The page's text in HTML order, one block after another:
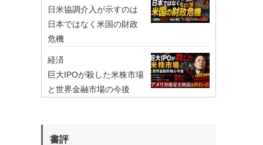
日米協調介入が示すのは
日本ではなく米国の財政
危機
経済
巨大IPOが殺した米株市場
と世界金融市場の今後
書評